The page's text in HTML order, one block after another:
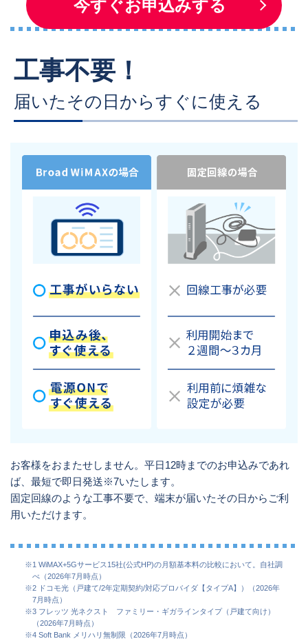
工事不要！
届いたその日からすぐに使える
お客様をおまたせしません。平日12時までのお申込みであれ
ば、最短で即日発送※7いたします。
固定回線のような工事不要で、端末が届いたその日からご利
用いただけます。
※1 WiMAX+5Gサービス15社(公式HP)の月額基本料の比較において。自社調
べ（2026年7月時点）
※2 ドコモ光（戸建て/2年定期契約/対応プロバイダ【タイプA】）（2026年
7月時点）
※3 フレッツ 光ネクスト ファミリー・ギガラインタイプ（戸建て向け）
（2026年7月時点）
※4 Soft Bank メリハリ無制限（2026年7月時点）
今すぐお申込みする